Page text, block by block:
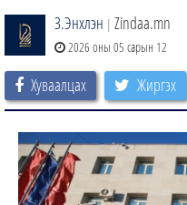
З.Энхлэн | Zindaa.mn
2026 оны 05 сарын 12
Хуваалцах Жиргэх